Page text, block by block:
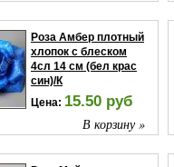
Роза Амбер плотный
хлопок с блеском
4сл 14 см (бел крас
син)/К
Цена: 15.50 руб
В корзину »